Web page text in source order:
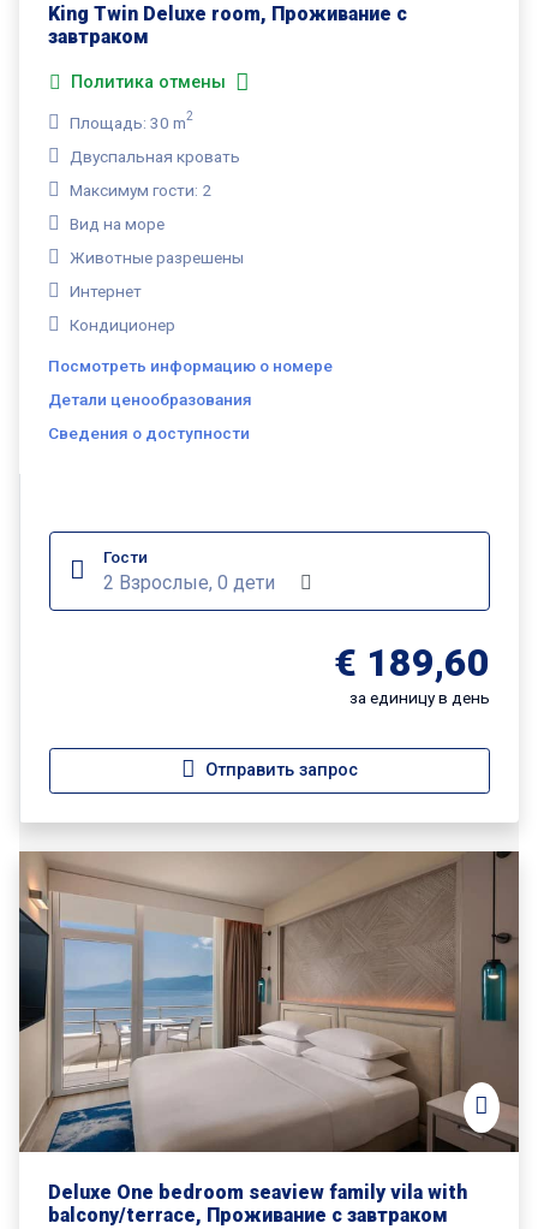
King Twin Deluxe room, Проживание с
завтраком
Политика отмены
Площадь: 30 m2
Двуспальная кровать
Максимум гости: 2
Вид на море
Животные разрешены
Интернет
Кондиционер
Посмотреть информацию о номере
Детали ценообразования
Сведения о доступности
Гости
2 Взрослые, 0 дети
€ 189,60
за единицу в день
Отправить запрос
Deluxe One bedroom seaview family vila with
balcony/terrace, Проживание с завтраком